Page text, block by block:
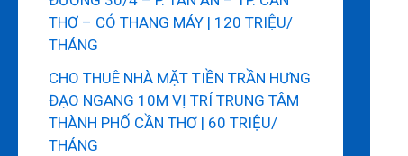
THƠ – CÓ THANG MÁY | 120 TRIỆU/
THÁNG
CHO THUÊ NHÀ MẶT TIỀN TRẦN HƯNG
ĐẠO NGANG 10M VỊ TRÍ TRUNG TÂM
THÀNH PHỐ CẦN THƠ | 60 TRIỆU/
THÁNG